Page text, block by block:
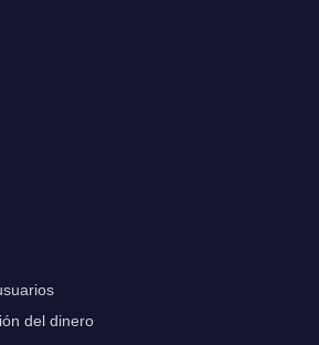
del dinero